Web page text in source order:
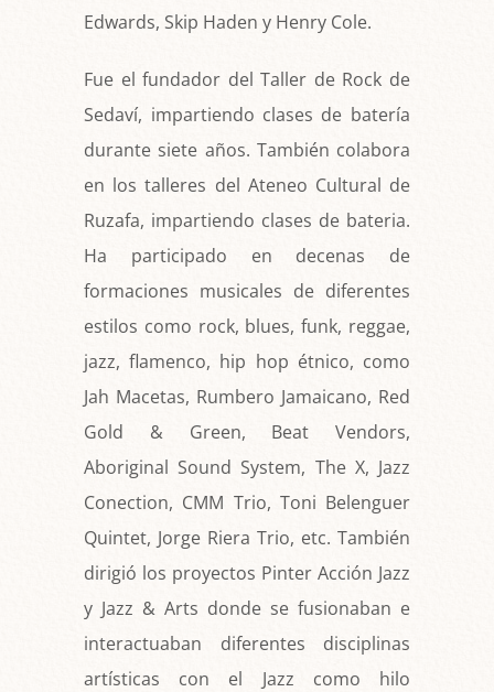
Edwards, Skip Haden y Henry Cole.
Fue el fundador del Taller de Rock de
Sedaví, impartiendo clases de batería
durante siete años. También colabora
en los talleres del Ateneo Cultural de
Ruzafa, impartiendo clases de bateria.
Ha participado en decenas de
formaciones musicales de diferentes
estilos como rock, blues, funk, reggae,
jazz, flamenco, hip hop étnico, como
Jah Macetas, Rumbero Jamaicano, Red
Gold & Green, Beat Vendors,
Aboriginal Sound System, The X, Jazz
Conection, CMM Trio, Toni Belenguer
Quintet, Jorge Riera Trio, etc. También
dirigió los proyectos Pinter Acción Jazz
y Jazz & Arts donde se fusionaban e
interactuaban diferentes disciplinas
artísticas con el Jazz como hilo